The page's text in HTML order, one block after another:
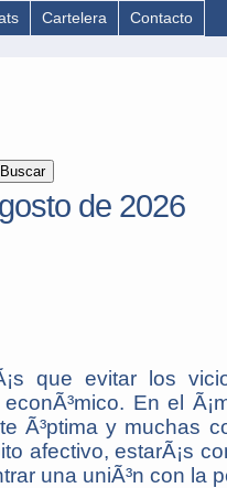
Cartelera Contacto
de 2026
que evitar los
En el
Ã³ptima y muchas
afectivo, estarÃ¡s
una uniÃ³n con la